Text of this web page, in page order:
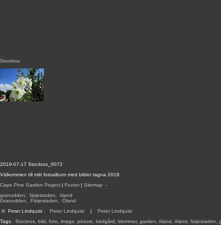
2019-07-17 Stockros_0072
Välkommen till mitt fotoalbum med bilder tagna 2019.
Cape Pine Garden Project | Footer | Sitemap -
granudden
färjestaden
öland
Granudden
Färjestaden
Öland
© Peter Lindquist : Peter Lindquist | Peter Lindquist
Tags: Stockros bild foto image picture trädgård blommor, garden öland öland färjestaden
Stockros